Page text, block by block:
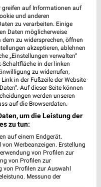
|
Geschlossen
greifen auf Informationen auf
und anderen
zu verarbeiten. Einige
Daten möglicherweise
zu widersprechen, öffnen
akzeptieren, ablehnen
„Einstellungen verwalten“
Schaltfläche in der linken
zu widerrufen,
in der Fußzeile der Website
Auf dieser Seite können
werden unseren
auf die Browserdaten.
um die Leistung der
zu tun:
auf einem Endgerät.
Werbeanzeigen. Erstellung
von Profilen zur
von Profilen zur
von Profilen zur Auswahl
Messung der